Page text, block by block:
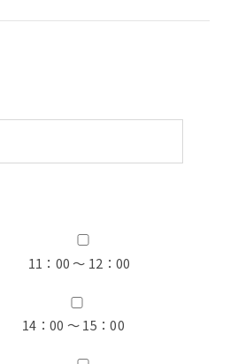
11：00 ～ 12：00
14：00 ～ 15：00